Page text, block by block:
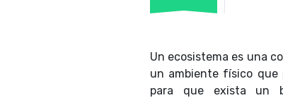
Un ecosistema es una
un ambiente físico que
para que exista un